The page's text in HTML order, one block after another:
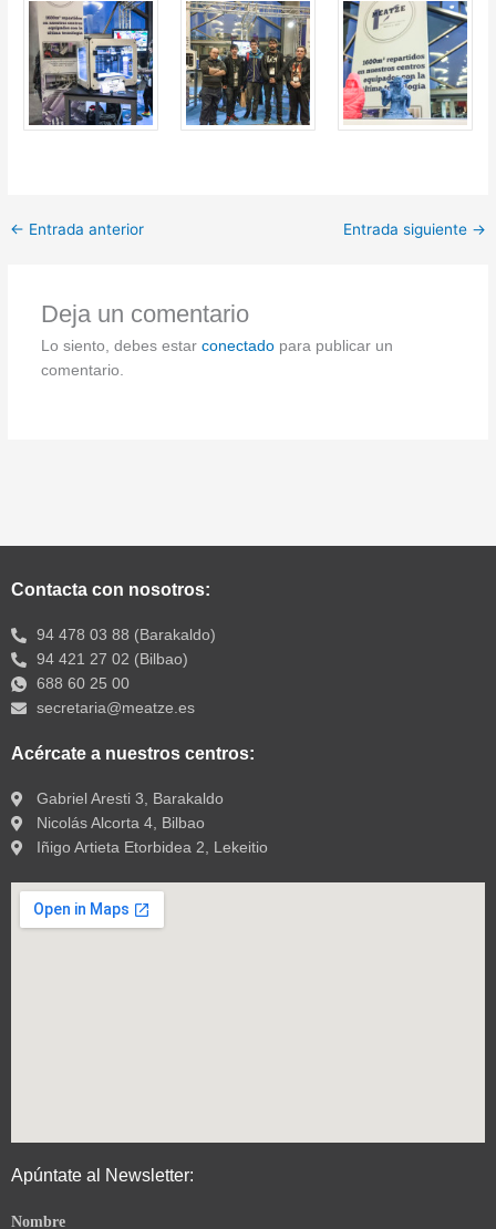
← Entrada anterior Entrada siguiente →
Deja un comentario
Lo siento, debes estar conectadopara publicar un
comentario.
Contacta con nosotros:
94 478 03 88 (Barakaldo)
94 421 27 02 (Bilbao)
688 60 25 00
secretaria@meatze.es
Acércate a nuestros centros:
Gabriel Aresti 3, Barakaldo
Nicolás Alcorta 4, Bilbao
Iñigo Artieta Etorbidea 2, Lekeitio
Apúntate al Newsletter:
Nombre